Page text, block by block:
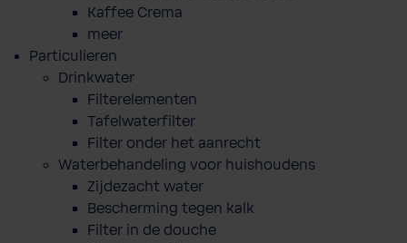
Kaffee Crema
meer
Particulieren
Drinkwater
Filterelementen
Tafelwaterfilter
Filter onder het aanrecht
Waterbehandeling voor huishoudens
Zijdezacht water
Bescherming tegen kalk
Filter in de douche